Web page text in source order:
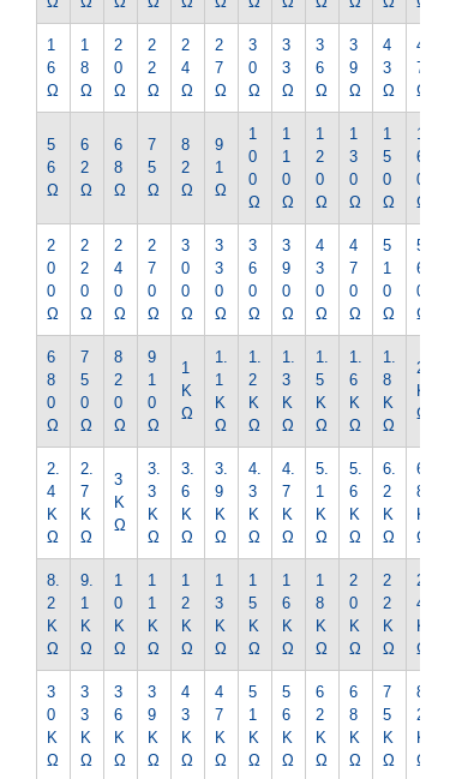
1
6
Ω
1
8
Ω
2
0
Ω
2
2
Ω
2
4
Ω
2
7
Ω
3
0
Ω
3
3
Ω
3
6
Ω
3
9
Ω
4
3
Ω
4
7
Ω
5
6
Ω
6
2
Ω
6
8
Ω
7
5
Ω
8
2
Ω
9
1
Ω
1
0
0
Ω
1
1
0
Ω
1
2
0
Ω
1
3
0
Ω
1
5
0
Ω
1
6
0
Ω
2
0
0
Ω
2
2
0
Ω
2
4
0
Ω
2
7
0
Ω
3
0
0
Ω
3
3
0
Ω
3
6
0
Ω
3
9
0
Ω
4
3
0
Ω
4
7
0
Ω
5
1
0
Ω
5
6
0
Ω
6
8
0
Ω
7
5
0
Ω
8
2
0
Ω
9
1
0
Ω
1
K
Ω
1.
1
K
Ω
1.
2
K
Ω
1.
3
K
Ω
1.
5
K
Ω
1.
6
K
Ω
1.
8
K
Ω
2
K
Ω
2.
4
K
Ω
2.
7
K
Ω
3
K
Ω
3.
3
K
Ω
3.
6
K
Ω
3.
9
K
Ω
4.
3
K
Ω
4.
7
K
Ω
5.
1
K
Ω
5.
6
K
Ω
6.
2
K
Ω
6.
8
K
Ω
8.
2
K
Ω
9.
1
K
Ω
1
0
K
Ω
1
1
K
Ω
1
2
K
Ω
1
3
K
Ω
1
5
K
Ω
1
6
K
Ω
1
8
K
Ω
2
0
K
Ω
2
2
K
Ω
2
4
K
Ω
3
0
K
Ω
3
3
K
Ω
3
6
K
Ω
3
9
K
Ω
4
3
K
Ω
4
7
K
Ω
5
1
K
Ω
5
6
K
Ω
6
2
K
Ω
6
8
K
Ω
7
5
K
Ω
8
2
K
Ω